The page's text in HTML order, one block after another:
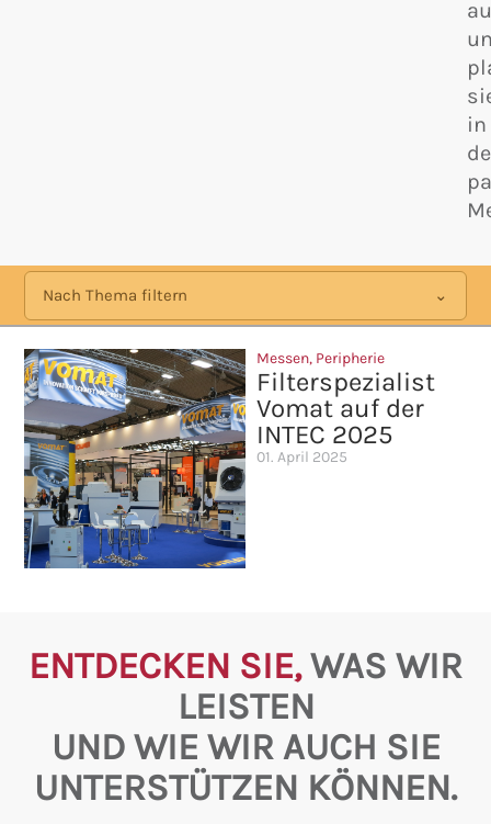
in
Nach Thema filtern
Messen, Peripherie
Filterspezialist
Vomat auf der
INTEC 2025
01. April 2025
ENTDECKEN SIE,WAS WIR
LEISTEN
UND WIE WIR AUCH SIE
UNTERSTÜTZEN KÖNNEN.